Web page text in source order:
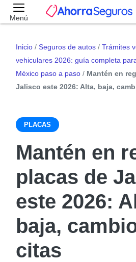
Menú
Inicio / Seguros de autos / Trámites
vehiculares 2026: guía completa
México paso a paso / Mantén en
Jalisco este 2026: Alta, baja,
PLACAS
Mantén en
placas de
este 2026:
baja,
citas